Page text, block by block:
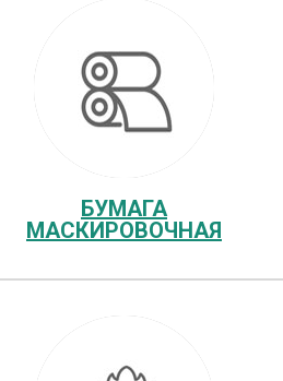
БУМАГА
МАСКИРОВОЧНАЯ